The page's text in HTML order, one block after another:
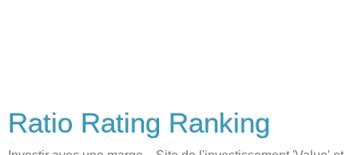
Ratio Rating Ranking